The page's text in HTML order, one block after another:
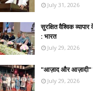
July 31, 2026
सुरक्षित वैश्विक
: भारत
July 29, 2026
"आज़ाद और आज़ादी"
July 29, 2026